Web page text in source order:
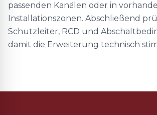
passenden Kanälen oder in
Installationszonen. Abschließend
Schutzleiter, RCD und
damit die Erweiterung technisch